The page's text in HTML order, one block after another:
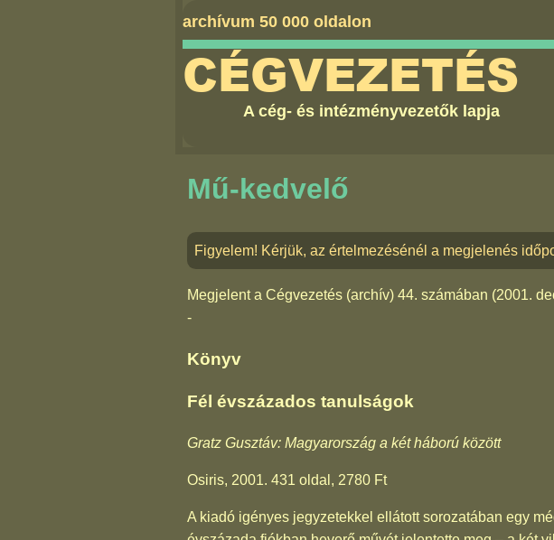
archívum 50 000 oldalon
CÉGVEZETÉS
A cég- és intézményvezetők lapja
Mű-kedvelő
Figyelem! Kérjük, az értelmezésénél a megjelenés
Megjelent a Cégvezetés (archív) 44. számában (2001.
-
Könyv
Fél évszázados tanulságok
Gratz Gusztáv: Magyarország a két háború között
Osiris, 2001. 431 oldal, 2780 Ft
A kiadó igényes jegyzetekkel ellátott sorozatában egy